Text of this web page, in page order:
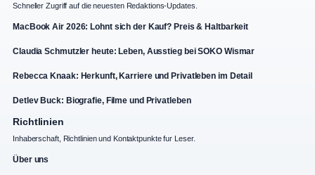
Schneller Zugriff auf die neuesten Redaktions-Updates.
MacBook Air 2026: Lohnt sich der Kauf? Preis & Haltbarkeit
Claudia Schmutzler heute: Leben, Ausstieg bei SOKO Wismar
Rebecca Knaak: Herkunft, Karriere und Privatleben im Detail
Detlev Buck: Biografie, Filme und Privatleben
Richtlinien
Inhaberschaft, Richtlinien und Kontaktpunkte fur Leser.
Über uns